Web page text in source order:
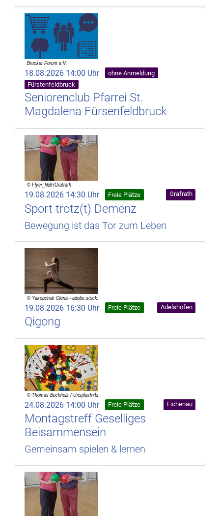
18.08.2026 14:00 Uhr
ohne Anmeldung
Fürstenfeldbruck
Seniorenclub Pfarrei St.
Magdalena Fürsenfeldbruck
19.08.2026 14:30 Uhr Freie Plätze Grafrath
Sport trotz(t) Demenz
Bewegung ist das Tor zum Leben
19.08.2026 16:30 Uhr Freie Plätze Adelshofen
Qigong
24.08.2026 14:00 Uhr Freie Plätze Eichenau
Montagstreff Geselliges
Beisammensein
Gemeinsam spielen & lernen